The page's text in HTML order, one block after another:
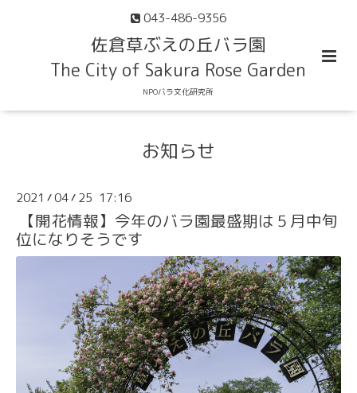
043-486-9356
佐倉草ぶえの丘バラ園
The City of Sakura Rose Garden
NPOバラ文化研究所
お知らせ
2021 /04/ 25 17:16
【開花情報】今年のバラ園最盛期は５月中旬
位になりそうです